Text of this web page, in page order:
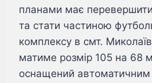
планами має
та стати частиною
комплексу в смт.
матиме розмір 105 на 68
оснащений